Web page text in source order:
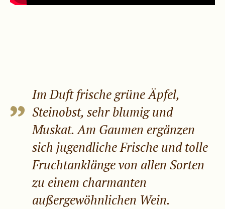
Im Duft frische grüne Äpfel,
Steinobst, sehr blumig und
Muskat. Am Gaumen ergänzen
sich jugendliche Frische und tolle
Fruchtanklänge von allen Sorten
zu einem charmanten
außergewöhnlichen Wein.